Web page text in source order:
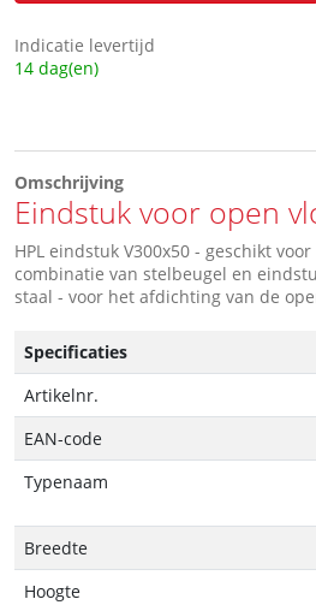
Indicatie levertijd
14 dag(en)
Omschrijving
Eindstuk voor open
HPL eindstuk V300x50 - geschikt
combinatie van stelbeugel en
staal - voor het afdichting van de
Specificaties
Artikelnr.
EAN-code
Typenaam
Breedte
Hoogte